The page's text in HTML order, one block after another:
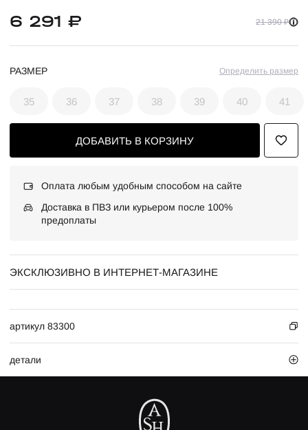
6 291 ₽ 21 390 ₽
РАЗМЕР Определить размер
35 36 37 38 39 40 41
ДОБАВИТЬ В КОРЗИНУ
Оплата любым удобным способом на сайте
Доставка в ПВЗ или курьером после 100%
предоплаты
ЭКСКЛЮЗИВНО В ИНТЕРНЕТ-МАГАЗИНЕ
артикул 83300
детали